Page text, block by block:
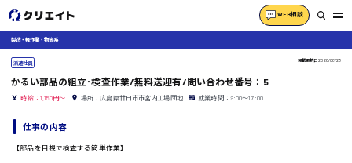
WEB相談
製造・軽作業・物流系
派遣社員 掲載更新日2026/06/23
かるい部品の組立･検査作業/無料送迎有/問い合わせ番号：5
時給：1,150円～ 場所：広島県廿日市市宮内工場団地 就業時間：9:00〜17:00
仕事の内容
【部品を目視で検査する簡単作業】